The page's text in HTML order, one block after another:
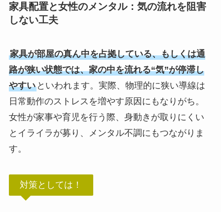
家具配置と女性のメンタル：気の流れを阻害
しない工夫
家具が部屋の真ん中を占拠している、もしくは通
路が狭い状態では、家の中を流れる“気”が停滞し
やすいといわれます。実際、物理的に狭い導線は
日常動作のストレスを増やす原因にもなりがち。
女性が家事や育児を行う際、身動きが取りにくい
とイライラが募り、メンタル不調にもつながりま
す。
対策としては！